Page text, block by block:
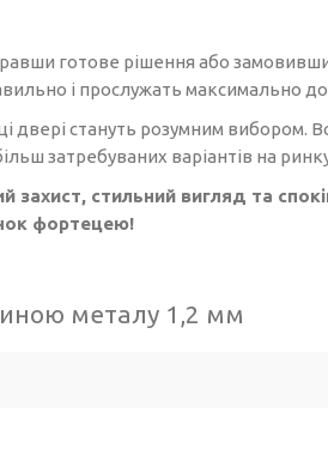
готове рішення або
і прослужать максимально
двері стануть розумним вибором.
затребуваних варіантів на
стильний вигляд та
фортецею!
металу 1,2 мм